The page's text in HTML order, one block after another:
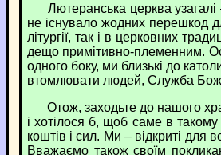
Лютеранська церква узагалі
не існувало жодних перешкод
літургії, так і в церковних
дещо примітивно-племенним.
одного боку, ми близькі до
втомлювати людей, Служба
Отож, заходьте до нашого
і хотілося б, щоб саме в
коштів і сил. Ми – відкриті
Вважаємо також своїм